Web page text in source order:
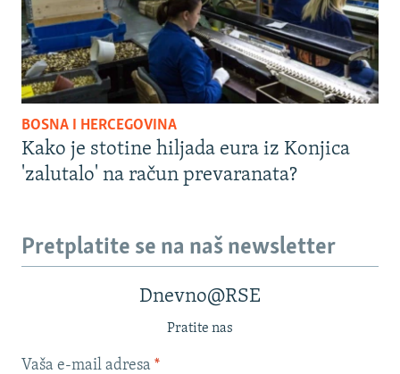
BOSNA I HERCEGOVINA
Kako je stotine hiljada eura iz Konjica
'zalutalo' na račun prevaranata?
Pretplatite se na naš newsletter
Dnevno@RSE
Pratite nas
Vaša e-mail adresa *